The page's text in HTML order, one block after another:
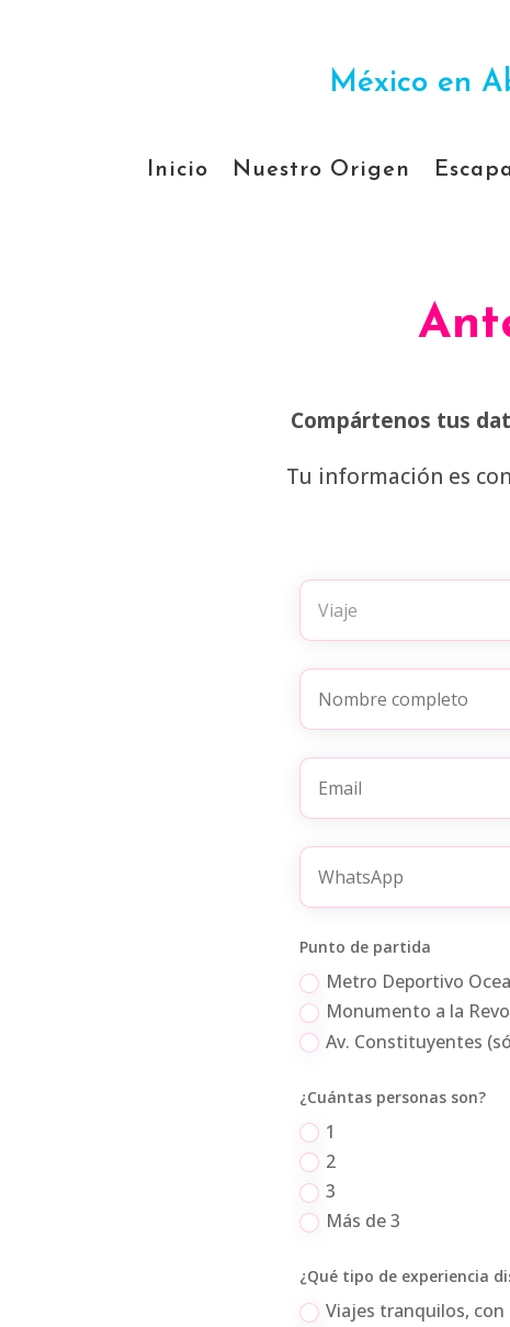
México en
Inicio Nuestro Origen
Compártenos tus
Tu información es
Punto de partida
Metro Deportivo
Monumento a la
Av. Constituyentes
¿Cuántas personas son?
1
2
3
Más de 3
¿Qué tipo de experiencia
Viajes tranquilos,